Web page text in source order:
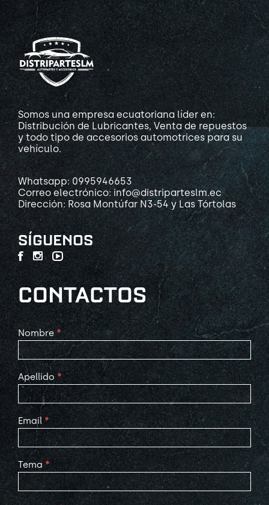
Somos una empresa ecuatoriana líder en:
Distribución de Lubricantes, Venta de repuestos
y todo tipo de accesorios automotrices para su
vehículo.
Whatsapp: 0995946653
Correo electrónico: info@distriparteslm.ec
Dirección: Rosa Montúfar N3-54 y Las Tórtolas
SÍGUENOS
CONTACTOS
Contact
Us
Nombre *
Apellido *
Email *
Tema *